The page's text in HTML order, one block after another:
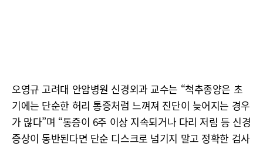
오영규 고려대 안암병원 신경외과 교수는 “척추종양은 초
기에는 단순한 허리 통증처럼 느껴져 진단이 늦어지는 경우
가 많다”며 “통증이 6주 이상 지속되거나 다리 저림 등 신경
증상이 동반된다면 단순 디스크로 넘기지 말고 정확한 검사